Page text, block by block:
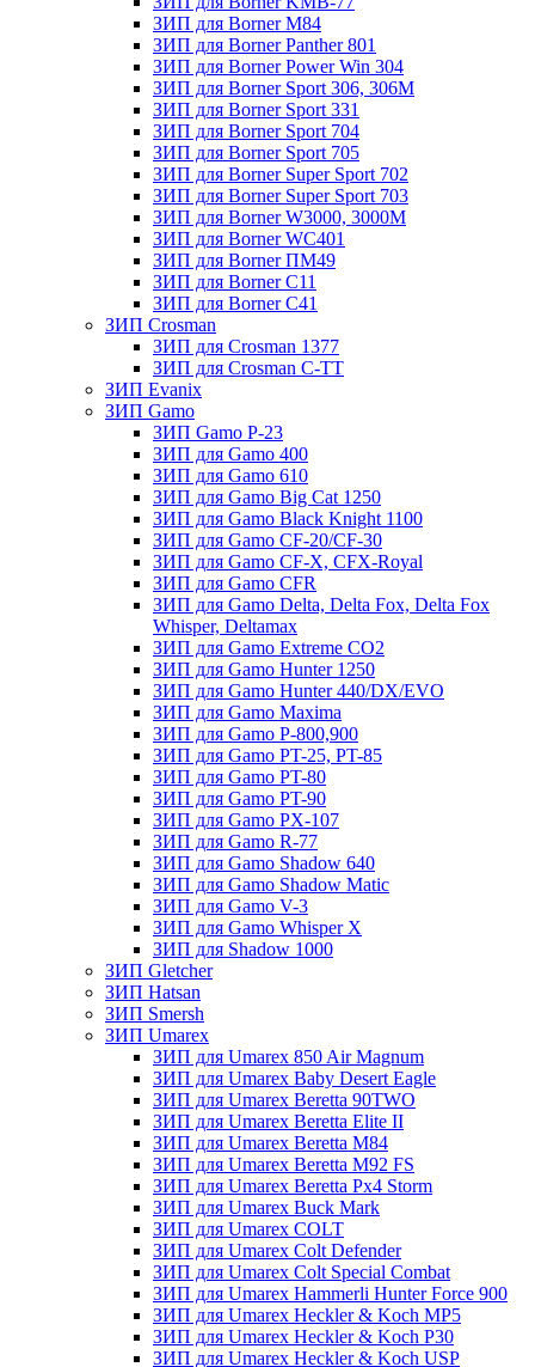
ЗИП для Borner M84
ЗИП для Borner Panther 801
ЗИП для Borner Power Win 304
ЗИП для Borner Sport 306, 306M
ЗИП для Borner Sport 331
ЗИП для Borner Sport 704
ЗИП для Borner Sport 705
ЗИП для Borner Super Sport 702
ЗИП для Borner Super Sport 703
ЗИП для Borner W3000, 3000М
ЗИП для Borner WC401
ЗИП для Borner ПМ49
ЗИП для Borner С11
ЗИП для Borner С41
ЗИП Crosman
ЗИП для Crosman 1377
ЗИП для Crosman C-TT
ЗИП Evanix
ЗИП Gamo
ЗИП Gamo P-23
ЗИП для Gamo 400
ЗИП для Gamo 610
ЗИП для Gamo Big Cat 1250
ЗИП для Gamo Black Knight 1100
ЗИП для Gamo CF-20/CF-30
ЗИП для Gamo CF-X, CFX-Royal
ЗИП для Gamo CFR
ЗИП для Gamo Delta, Delta Fox, Delta Fox
Whisper, Deltamax
ЗИП для Gamo Extreme CO2
ЗИП для Gamo Hunter 1250
ЗИП для Gamo Hunter 440/DX/EVO
ЗИП для Gamo Maxima
ЗИП для Gamo P-800,900
ЗИП для Gamo PT-25, PT-85
ЗИП для Gamo PT-80
ЗИП для Gamo PT-90
ЗИП для Gamo PX-107
ЗИП для Gamo R-77
ЗИП для Gamo Shadow 640
ЗИП для Gamo Shadow Matic
ЗИП для Gamo V-3
ЗИП для Gamo Whisper X
ЗИП для Shadow 1000
ЗИП Gletcher
ЗИП Hatsan
ЗИП Smersh
ЗИП Umarex
ЗИП для Umarex 850 Air Magnum
ЗИП для Umarex Baby Desert Eagle
ЗИП для Umarex Beretta 90TWO
ЗИП для Umarex Beretta Elite II
ЗИП для Umarex Beretta M84
ЗИП для Umarex Beretta M92 FS
ЗИП для Umarex Beretta Px4 Storm
ЗИП для Umarex Buck Mark
ЗИП для Umarex COLT
ЗИП для Umarex Colt Defender
ЗИП для Umarex Colt Special Combat
ЗИП для Umarex Hammerli Hunter Force 900
ЗИП для Umarex Heckler & Koch MP5
ЗИП для Umarex Heckler & Koch P30
ЗИП для Umarex Heckler & Koch USP